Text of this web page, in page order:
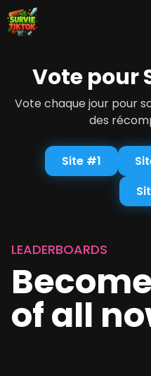
Vote pour
Vote chaque jour pour
des
Site #1
LEADERBOARDS
of all